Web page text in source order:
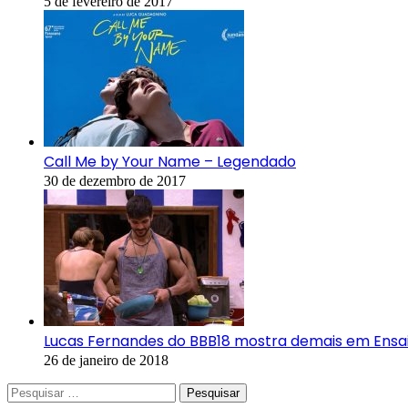
Call Me by Your Name – Legendado
30 de dezembro de 2017
Lucas Fernandes do BBB18 mostra demais em
26 de janeiro de 2018
Pesquisar